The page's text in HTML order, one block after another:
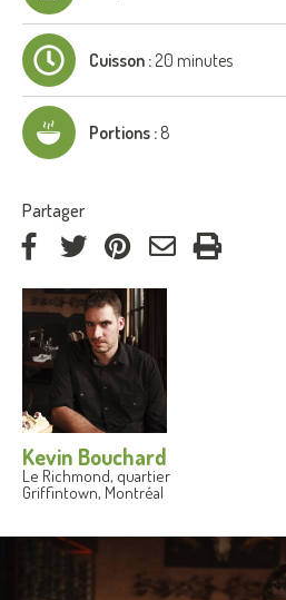
Cuisson : 20 minutes
Portions : 8
Partager:
FacebookTwitterPinterestcourriel
Kevin Bouchard
Le Richmond, quartier
Griffintown, Montréal